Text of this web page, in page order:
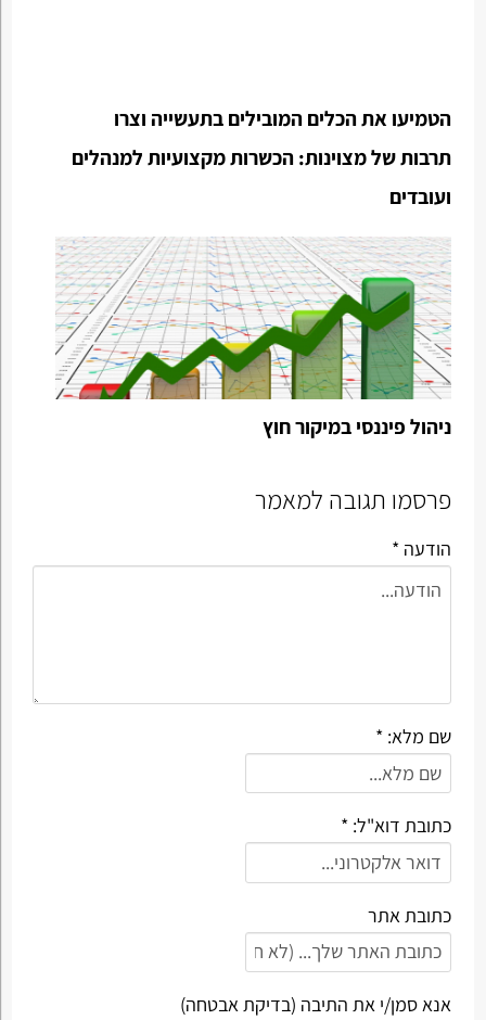
הטמיעו את הכלים המובילים בתעשייה וצרו
תרבות של מצוינות: הכשרות מקצועיות למנהלים
ועובדים
ניהול פיננסי במיקור חוץ
פרסמו תגובה למאמר
הודעה *
שם מלא: *
כתובת דוא"ל: *
כתובת אתר
אנא סמן/י את התיבה (בדיקת אבטחה)